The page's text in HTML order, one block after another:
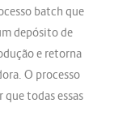
batch que
depósito de
e retorna
O processo
todas essas